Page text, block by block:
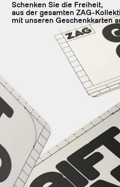
Schenken Sie die Freiheit,
aus der gesamten ZAG-
mit unseren Geschenkkarten